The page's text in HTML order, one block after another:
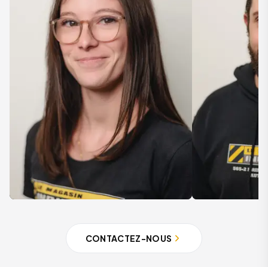
CONTACTEZ-NOUS